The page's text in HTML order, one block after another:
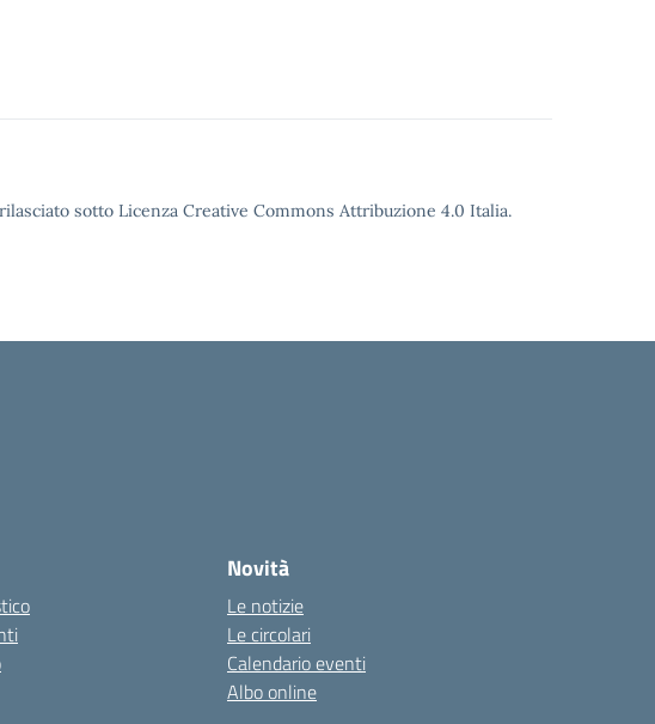
sotto Licenza Creative Commons Attribuzione 4.0 Italia.
Novità
Le notizie
Le circolari
Calendario eventi
Albo online